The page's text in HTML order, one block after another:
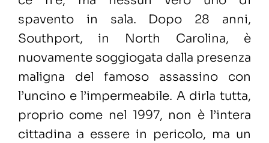
spavento in sala. Dopo 28 anni,
Southport, in North Carolina, è
nuovamente soggiogata dalla presenza
maligna del famoso assassino con
l’uncino e l’impermeabile. A dirla tutta,
proprio come nel 1997, non è l’intera
cittadina a essere in pericolo, ma un